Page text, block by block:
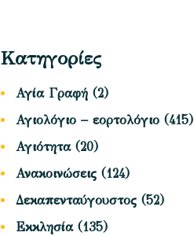
Κατηγορίες
Αγία Γραφή (2)
Αγιολόγιο – εορτολόγιο (415)
Αγιότητα(20)
Ανακοινώσεις (124)
Δεκαπενταύγουστος (52)
Εκκλησία(135)